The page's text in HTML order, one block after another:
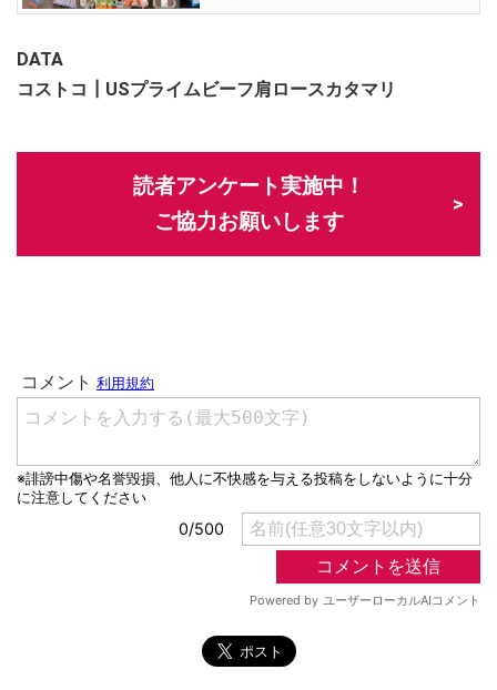
DATA
コストコ┃USプライムビーフ肩ロースカタマリ
読者アンケート実施中！
ご協力お願いします